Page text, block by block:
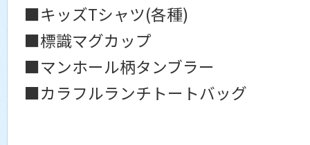
■キッズTシャツ(各種)
■標識マグカップ
■マンホール柄タンブラー
■カラフルランチトートバッグ